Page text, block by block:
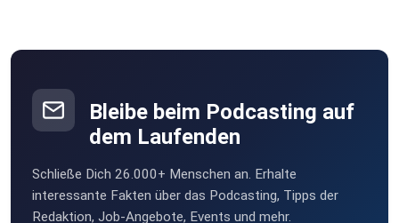
Bleibe beim Podcasting auf
dem Laufenden
Schließe Dich 26.000+ Menschen an. Erhalte
interessante Fakten über das Podcasting, Tipps der
Redaktion, Job-Angebote, Events und mehr.